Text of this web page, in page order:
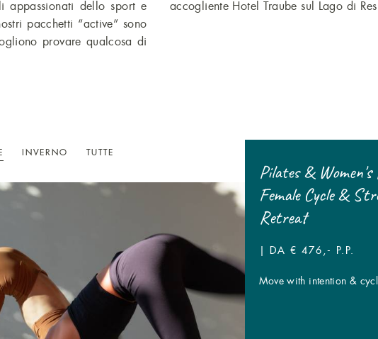
appassionati dello sport e
pacchetti “active” sono
provare qualcosa di
accogliente Hotel Traube sul Lago di
INVERNO TUTTE
Top Deals on selected dates & spots!
Pilates &
Female Cycle &
Retreat
| DA € 476,- P.P.
Move with intention &